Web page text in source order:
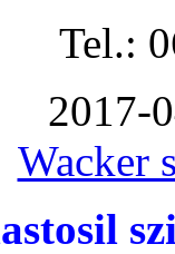
Tel.:
2017-
Wacker